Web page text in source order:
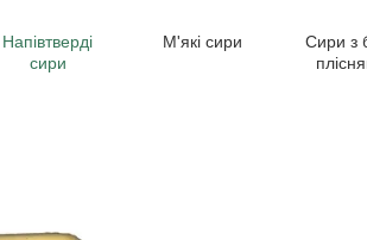
Напівтверді
сири
М'які сири
Сири з